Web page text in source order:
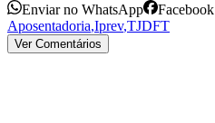
Enviar no WhatsApp Facebook
Aposentadoria,Iprev,TJDFT
Ver Comentários